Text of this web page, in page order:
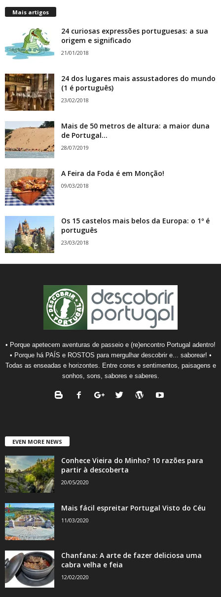
Mais artigos
24 curiosas expressões portuguesas: a sua
origem e significado
21/01/2018
24 dos lugares mais assustadores do mundo
(1 é português)
23/02/2018
Mais de 50 metros de altura: a maior duna
de Portugal...
28/07/2019
A Feira da Foda é em Monção!
09/03/2018
Os 15 castelos mais belos da Europa: o 1º é
português
23/03/2018
• Porque apetecem aventuras de passeio e (re)encontro Portugal adentro!
• Porque há PAÍS e ROSTOS para mergulhar descobrir e... saborear! •
Todas as enseadas e horizontes. Entre cores e sentimentos, paisagens e
sonhos, sons, sabores e saberes.
EVEN MORE NEWS
Conhece Vieira do Minho? 10 razões para
partir à descoberta
20/05/2020
Mais fácil espreitar Portugal Visto do Céu
11/03/2020
Chanfana: A arte de fazer deliciosa uma
cabra velha e feia
12/02/2020